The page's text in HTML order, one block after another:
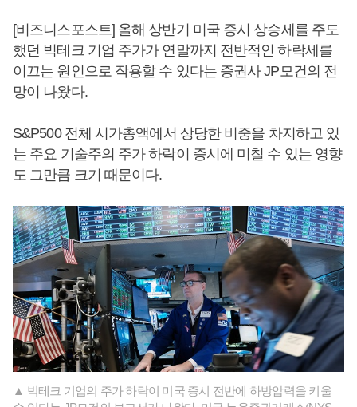
[비즈니스포스트] 올해 상반기 미국 증시 상승세를 주도
했던 빅테크 기업 주가가 연말까지 전반적인 하락세를
이끄는 원인으로 작용할 수 있다는 증권사 JP모건의 전
망이 나왔다.
S&P500 전체 시가총액에서 상당한 비중을 차지하고 있
는 주요 기술주의 주가 하락이 증시에 미칠 수 있는 영향
도 그만큼 크기 때문이다.
▲ 빅테크 기업의 주가 하락이 미국 증시 전반에 하방압력을 키울